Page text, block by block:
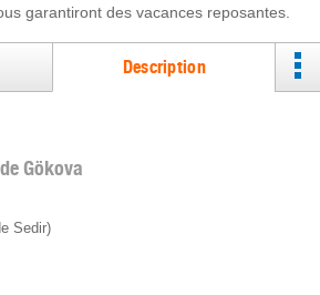
garantiront des vacances reposantes.
Description
Gökova
Sedir)